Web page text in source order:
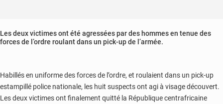
Les deux victimes ont été agressées par des hommes en tenue des
forces de l’ordre roulant dans un pick-up de l’armée.
Habillés en uniforme des forces de l’ordre, et roulaient dans un pick-up
estampillé police nationale, les huit suspects ont agi à visage découvert.
Les deux victimes ont finalement quitté la République centrafricaine